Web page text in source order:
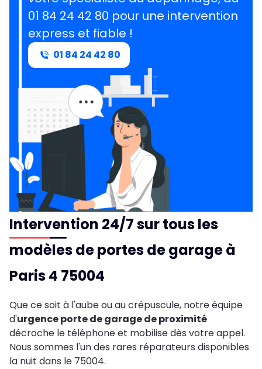
01 84 24 42 80 pour une intervention
express et fiable !
01 84 24 42 80
Intervention 24/7 sur tous les
modèles de portes de garage à
Paris 4 75004
Que ce soit à l'aube ou au crépuscule, notre équipe
d'urgence porte de garage de proximité
décroche le téléphone et mobilise dès votre appel.
Nous sommes l'un des rares réparateurs disponibles
la nuit dans le 75004.